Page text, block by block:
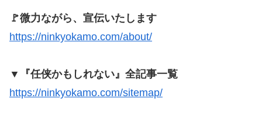
🚩微力ながら、宣伝いたします
https://ninkyokamo.com/about/
▼『任侠かもしれない』全記事一覧
https://ninkyokamo.com/sitemap/